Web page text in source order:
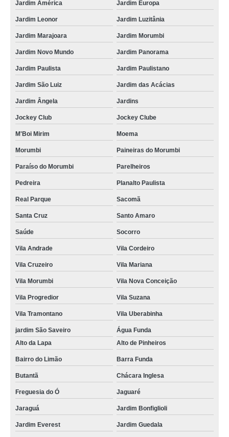
Jardim América Jardim Europa
Jardim Leonor Jardim Luzitânia
Jardim Marajoara Jardim Morumbi
Jardim Novo Mundo Jardim Panorama
Jardim Paulista Jardim Paulistano
Jardim São Luiz Jardim das Acácias
Jardim Ângela Jardins
Jockey Club Jockey Clube
M'Boi Mirim Moema
Morumbi Paineiras do Morumbi
Paraíso do Morumbi Parelheiros
Pedreira Planalto Paulista
Real Parque Sacomã
Santa Cruz Santo Amaro
Saúde Socorro
Vila Andrade Vila Cordeiro
Vila Cruzeiro Vila Mariana
Vila Morumbi Vila Nova Conceição
Vila Progredior Vila Suzana
Vila Tramontano Vila Uberabinha
jardim São Saveiro
Água Funda
Alto da Lapa
Alto de Pinheiros
Bairro do Limão Barra Funda
Butantã Chácara Inglesa
Freguesia do Ó Jaguaré
Jaraguá Jardim Bonfiglioli
Jardim Everest Jardim Guedala